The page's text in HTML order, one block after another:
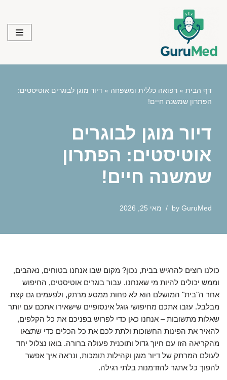
content
דף הבית » רפואה כללית ומשפחה » דיור מוגן לבוגרים אוטיסטים:
הפתרון שמשנה חיים!
דיור מוגן לבוגרים
אוטיסטים: הפתרון
שמשנה חיים!
by GuruMed מאי 25, 2026
כולנו רוצים להרגיש בבית, נכון? מקום שבו אנחנו בטוחים, נאהבים,
וממש יכולים להיות מי שאנחנו. עבור בוגרים אוטיסטים, החיפוש
אחר ה"בית" המושלם הוא לא פחות ממסע מרתק, ולפעמים גם קצת
מבלבל. עזבו אתכם מחיפושי גוגל אינסופיים שישאירו אתכם עם יותר
שאלות מתשובות – אנחנו כאן כדי לפרוש בפניכם את כל הקלפים,
להאיר את הפינות החשוכות ולתת לכם את כל הכלים כדי שתצאו
מהקריאה הזו עם חיוך גדול ותוכנית פעולה ברורה. בואו נצלול יחד
לעולם המרתק של דיור מוגן וקהילות תומכות, ונראה איך אפשר
להפוך כל אתגר להזדמנות בלתי רגילה.